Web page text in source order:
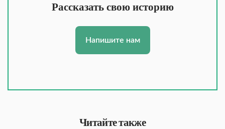
Рассказать свою историю
Напишите нам
Читайте также